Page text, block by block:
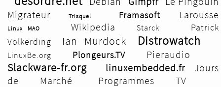
Migrateur
Trisquel Framasoft Larousse
Linux MAO Wikipedia Starck
Patrick
Volkerding
Ian Murdock Distrowatch
LinuxBe.org Plongeurs.TV Pieraudio
Slackware-fr.org linuxembedded.fr
Jours
de Marché
Programmes TV